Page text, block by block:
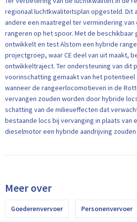
regionaal luchtkwaliteitsplan opgesteld. Dit
andere een maatregel ter vermindering van
rangeren op het spoor. Met de beschikbaar
ontwikkelt en test Alstom een hybride
projectgroep, waar CE deel van uit maakt,
ontwikkeltraject. Ter ondersteuning van dit
voorinschatting gemaakt van het
wanneer de rangeerlocomotieven in de
vervangen zouden worden door hybride
schatting van de milieueffecten dat
bestaande locs bij vervanging in plaats van
dieselmotor een hybride aandrijving
Meer over
Goederenvervoer Personenvervoer